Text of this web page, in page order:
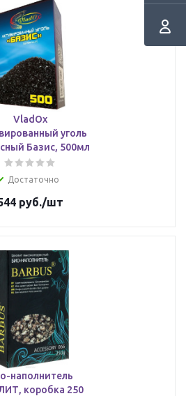
VladOx
уголь
Базис, 500мл
Достаточно
руб./шт
наполнитель
коробка 250